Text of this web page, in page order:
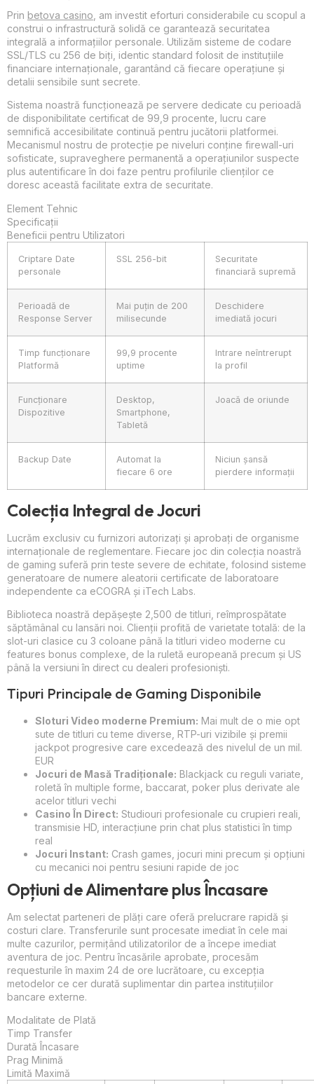
Prin betova casino , am investit eforturi considerabile cu scopul a
construi o infrastructură solidă ce garantează securitatea
integrală a informațiilor personale. Utilizăm sisteme de codare
SSL/TLS cu 256 de biți, identic standard folosit de instituțiile
financiare internaționale, garantând că fiecare operațiune și
detalii sensibile sunt secrete.
Sistema noastră funcționează pe servere dedicate cu perioadă
de disponibilitate certificat de 99,9 procente, lucru care
semnifică accesibilitate continuă pentru jucătorii platformei.
Mecanismul nostru de protecție pe niveluri conține firewall-uri
sofisticate, supraveghere permanentă a operațiunilor suspecte
plus autentificare în doi faze pentru profilurile clienților ce
doresc această facilitate extra de securitate.
Element Tehnic
Specificații
Beneficii pentru Utilizatori
Criptare Date
personale
SSL 256-bit
Securitate
financiară supremă
Perioadă de
Response Server
Mai puțin de 200
milisecunde
Deschidere
imediată jocuri
Timp funcționare
Platformă
99,9 procente
uptime
Intrare neîntrerupt
la profil
Funcționare
Dispozitive
Desktop,
Smartphone,
Tabletă
Joacă de oriunde
Backup Date
Automat la
fiecare 6 ore
Niciun șansă
pierdere informații
Colecția Integral de Jocuri
Lucrăm exclusiv cu furnizori autorizați și aprobați de organisme
internaționale de reglementare. Fiecare joc din colecția noastră
de gaming suferă prin teste severe de echitate, folosind sisteme
generatoare de numere aleatorii certificate de laboratoare
independente ca eCOGRA și iTech Labs.
Biblioteca noastră depășește 2,500 de titluri, reîmprospătate
săptămânal cu lansări noi. Clienții profită de varietate totală: de la
slot-uri clasice cu 3 coloane până la titluri video moderne cu
features bonus complexe, de la ruletă europeană precum și US
până la versiuni în direct cu dealeri profesioniști.
Tipuri Principale de Gaming Disponibile
Sloturi Video moderne Premium: Mai mult de o mie opt
sute de titluri cu teme diverse, RTP-uri vizibile și premii
jackpot progresive care excedează des nivelul de un mil.
EUR
Jocuri de Masă Tradiționale: Blackjack cu reguli variate,
roletă în multiple forme, baccarat, poker plus derivate ale
acelor titluri vechi
Casino În Direct: Studiouri profesionale cu crupieri reali,
transmisie HD, interacțiune prin chat plus statistici în timp
real
Jocuri Instant: Crash games, jocuri mini precum și opțiuni
cu mecanici noi pentru sesiuni rapide de joc
Opțiuni de Alimentare plus Încasare
Am selectat parteneri de plăți care oferă prelucrare rapidă și
costuri clare. Transferurile sunt procesate imediat în cele mai
multe cazurilor, permițând utilizatorilor de a începe imediat
aventura de joc. Pentru încasările aprobate, procesăm
requesturile în maxim 24 de ore lucrătoare, cu excepția
metodelor ce cer durată suplimentar din partea instituțiilor
bancare externe.
Modalitate de Plată
Timp Transfer
Durată Încasare
Prag Minimă
Limită Maximă